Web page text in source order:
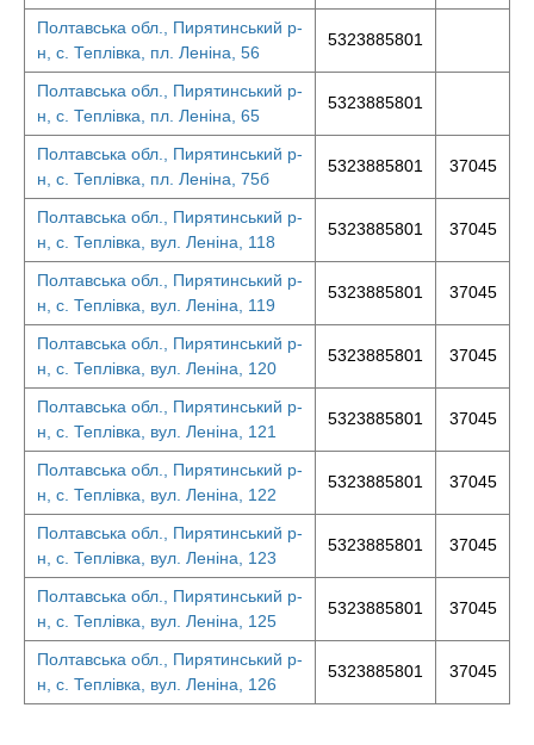
Полтавська обл., Пирятинський р-
н, с. Теплівка, пл. Леніна, 56
5323885801
Полтавська обл., Пирятинський р-
н, с. Теплівка, пл. Леніна, 65
5323885801
Полтавська обл., Пирятинський р-
н, с. Теплівка, пл. Леніна, 75б
5323885801 37045
Полтавська обл., Пирятинський р-
н, с. Теплівка, вул. Леніна, 118
5323885801 37045
Полтавська обл., Пирятинський р-
н, с. Теплівка, вул. Леніна, 119
5323885801 37045
Полтавська обл., Пирятинський р-
н, с. Теплівка, вул. Леніна, 120
5323885801 37045
Полтавська обл., Пирятинський р-
н, с. Теплівка, вул. Леніна, 121
5323885801 37045
Полтавська обл., Пирятинський р-
н, с. Теплівка, вул. Леніна, 122
5323885801 37045
Полтавська обл., Пирятинський р-
н, с. Теплівка, вул. Леніна, 123
5323885801 37045
Полтавська обл., Пирятинський р-
н, с. Теплівка, вул. Леніна, 125
5323885801 37045
Полтавська обл., Пирятинський р-
н, с. Теплівка, вул. Леніна, 126
5323885801 37045